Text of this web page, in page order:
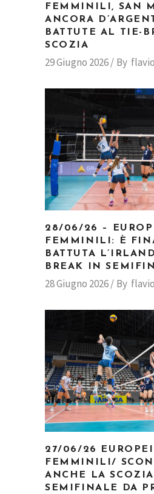
FEMMINILI, SAN
ANCORA
BATTUTE AL TIE-
SCOZIA
29 Giugno 2026 By
28/06/26 –
FEMMINILI: È
BATTUTA
BREAK IN
28 Giugno 2026 By
27/06/26 EUROPEI
FEMMINILI/
ANCHE LA
SEMIFINALE DA